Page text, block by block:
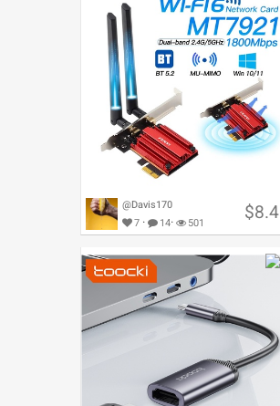
כרטיס רשת Fenvi למחשב נייח
בהנחת מטבעות
$8.4
@Davis170
7 · 14· 501